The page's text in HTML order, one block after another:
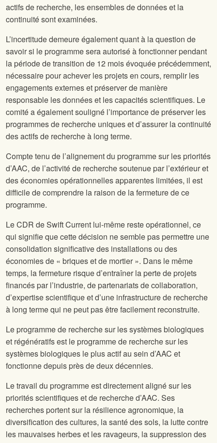
actifs de recherche, les ensembles de données et la
continuité sont examinées.
L’incertitude demeure également quant à la question de
savoir si le programme sera autorisé à fonctionner pendant
la période de transition de 12 mois évoquée précédemment,
nécessaire pour achever les projets en cours, remplir les
engagements externes et préserver de manière
responsable les données et les capacités scientifiques. Le
comité a également souligné l’importance de préserver les
programmes de recherche uniques et d’assurer la continuité
des actifs de recherche à long terme.
Compte tenu de l’alignement du programme sur les priorités
d’AAC, de l’activité de recherche soutenue par l’extérieur et
des économies opérationnelles apparentes limitées, il est
difficile de comprendre la raison de la fermeture de ce
programme.
Le CDR de Swift Current lui-même reste opérationnel, ce
qui signifie que cette décision ne semble pas permettre une
consolidation significative des installations ou des
économies de « briques et de mortier ». Dans le même
temps, la fermeture risque d’entraîner la perte de projets
financés par l’industrie, de partenariats de collaboration,
d’expertise scientifique et d’une infrastructure de recherche
à long terme qui ne peut pas être facilement reconstruite.
Le programme de recherche sur les systèmes biologiques
et régénératifs est le programme de recherche sur les
systèmes biologiques le plus actif au sein d’AAC et
fonctionne depuis près de deux décennies.
Le travail du programme est directement aligné sur les
priorités scientifiques et de recherche d’AAC. Ses
recherches portent sur la résilience agronomique, la
diversification des cultures, la santé des sols, la lutte contre
les mauvaises herbes et les ravageurs, la suppression des